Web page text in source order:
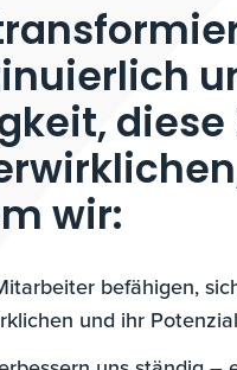
diese
wir:
befähigen,
und ihr